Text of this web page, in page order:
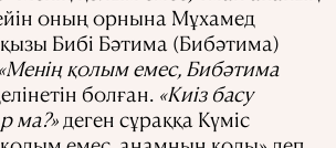
оның орнына Мұхамед
Бибі Бәтима (Бибәтима)
«Менің қолым емес, Бибәтима
болған. «Киіз басу
ма?» деген сұраққа Күміс